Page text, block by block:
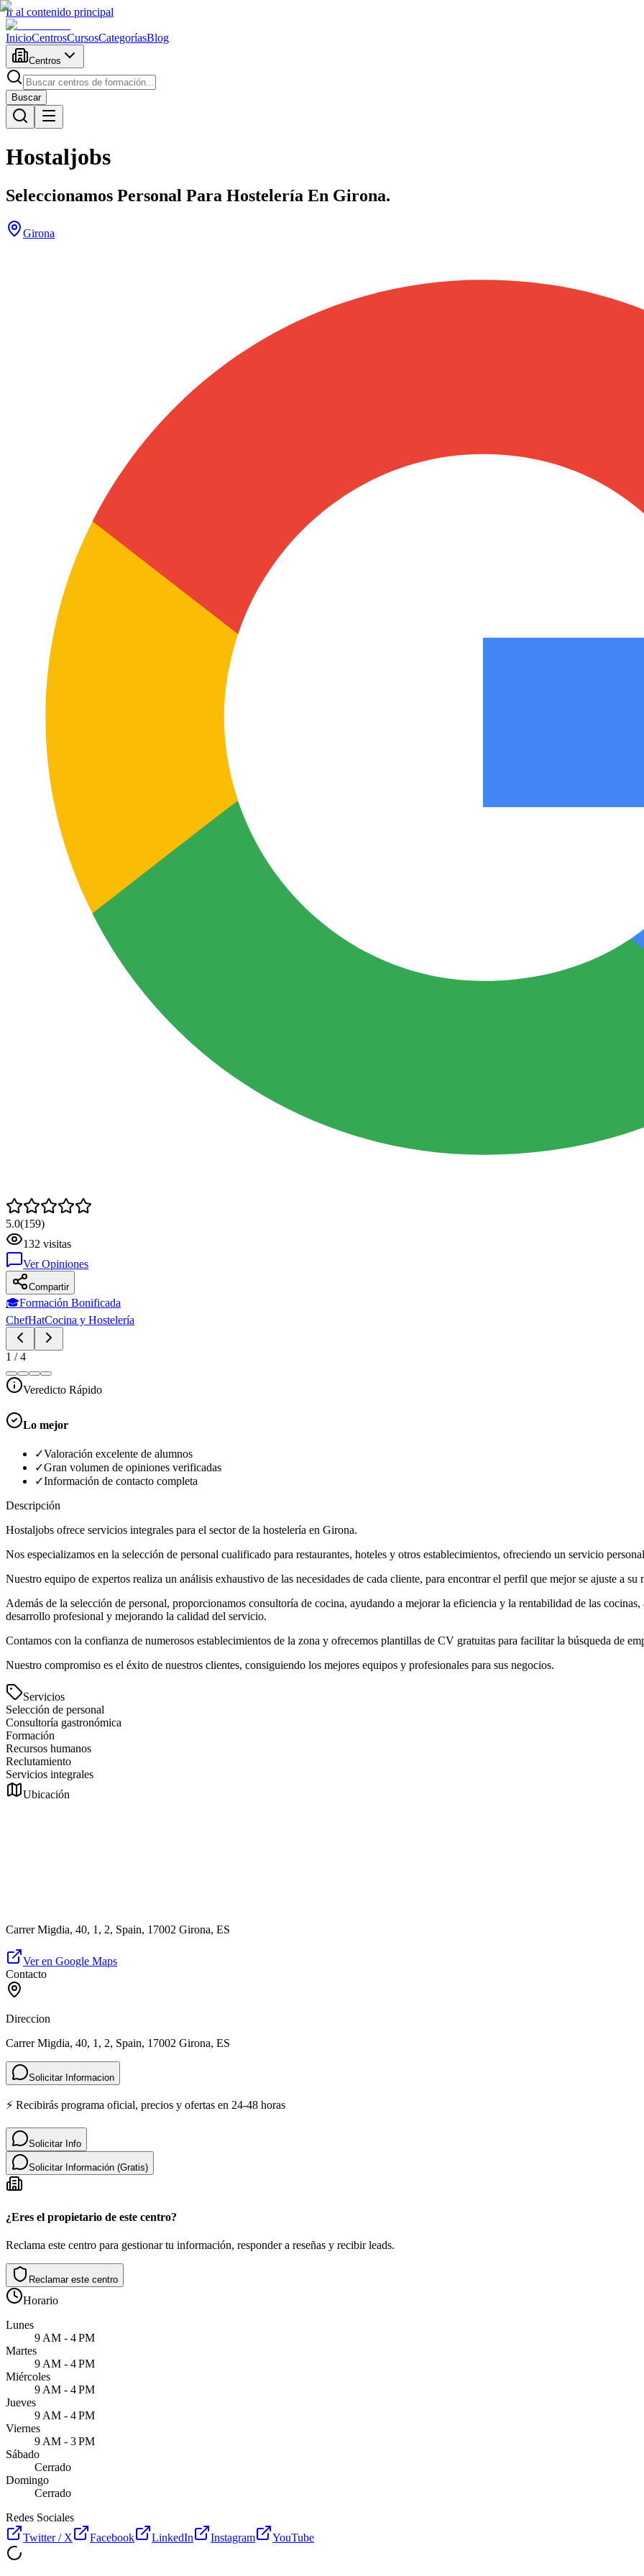
Ir al contenido principal
InicioCentrosCursosCategoríasBlog
Centros
Buscar
Hostaljobs
Seleccionamos Personal Para Hostelería En Girona.
Girona
5.0(159)
132 visitas
Ver Opiniones
Compartir
🎓Formación Bonificada
ChefHatCocina y Hostelería
1 /4
Veredicto Rápido
Lo mejor
✓Valoración excelente de alumnos
✓Gran volumen de opiniones verificadas
✓Información de contacto completa
Descripción
Hostaljobs ofrece servicios integrales para el sector de la hostelería en Girona.
Nos especializamos en la selección de personal cualificado para restaurantes, hoteles y otros establecimientos, ofreciendo un servicio
Nuestro equipo de expertos realiza un análisis exhaustivo de las necesidades de cada cliente, para encontrar el perfil que mejor se ajuste a su
Además de la selección de personal, proporcionamos consultoría de cocina, ayudando a mejorar la eficiencia y la rentabilidad de las
desarrollo profesional y mejorando la calidad del servicio.
Contamos con la confianza de numerosos establecimientos de la zona y ofrecemos plantillas de CV gratuitas para facilitar la búsqueda de
Nuestro compromiso es el éxito de nuestros clientes, consiguiendo los mejores equipos y profesionales para sus negocios.
Servicios
Selección de personal
Consultoría gastronómica
Formación
Recursos humanos
Reclutamiento
Servicios integrales
Ubicación
Carrer Migdia, 40, 1, 2, Spain, 17002 Girona, ES
Ver en Google Maps
Contacto
Direccion
Carrer Migdia, 40, 1, 2, Spain, 17002 Girona, ES
Solicitar Informacion
⚡ Recibirás programa oficial, precios y ofertas en 24-48 horas
Solicitar Info
Solicitar Información (Gratis)
¿Eres el propietario de este centro?
Reclama este centro para gestionar tu información, responder a reseñas y recibir leads.
Reclamar este centro
Horario
Lunes
9 AM - 4 PM
Martes
9 AM - 4 PM
Miércoles
9 AM - 4 PM
Jueves
9 AM - 4 PM
Viernes
9 AM - 3 PM
Sábado
Cerrado
Domingo
Cerrado
Redes Sociales
Twitter / X
Facebook LinkedIn Instagram YouTube